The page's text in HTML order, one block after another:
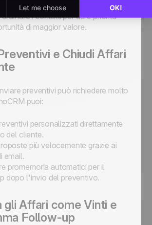
immediata.
i contatti per dare priorità
di maggior valore.
e Chiudi Affari
preventivi può richiedere molto
puoi:
personalizzati direttamente
del cliente.
più velocemente grazie ai
email.
promemoria automatici per il
dopo l'invio del preventivo.
gli Affari come Vinti e
Follow-up